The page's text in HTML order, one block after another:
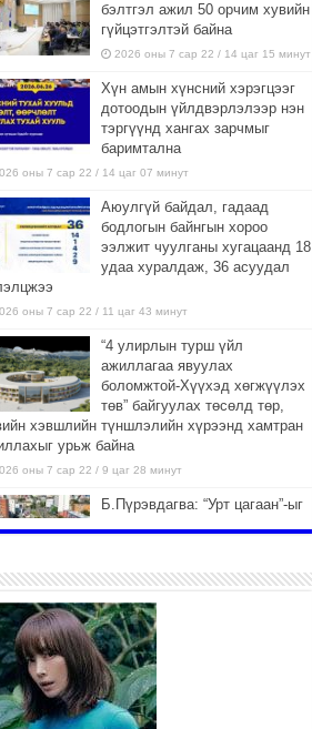
бэлтгэл ажил 50 орчим хувийн
гүйцэтгэлтэй байна
2026 оны 7 сар 22 / 14 цаг 15 минут
Хүн амын хүнсний хэрэгцээг
дотоодын үйлдвэрлэлээр нэн
тэргүүнд хангах зарчмыг
баримтална
оны 7 сар 22 / 14 цаг 07 минут
Аюулгүй байдал, гадаад
бодлогын байнгын хороо
ээлжит чуулганы хугацаанд 18
удаа хуралдаж, 36 асуудал
оны 7 сар 22 / 11 цаг 43 минут
“4 улирлын турш үйл
ажиллагаа явуулах
боломжтой-Хүүхэд хөгжүүлэх
төв” байгуулах төсөлд төр,
хэвшлийн түншлэлийн хүрээнд хамтран
урьж байна
оны 7 сар 22 / 9 цаг 28 минут
Б.Пүрэвдагва: “Урт цагаан”-ыг
оны 7 сар 21 / 16 цаг 47 минут
Тусгай замын автобус /BRT/
төслийн удирдах хорооны
ээлжит хуралдаан боллоо
2026 оны 7 сар 21 / 16 цаг 43 минут
Ерөнхий сайд Н.Учрал БНХАУ-